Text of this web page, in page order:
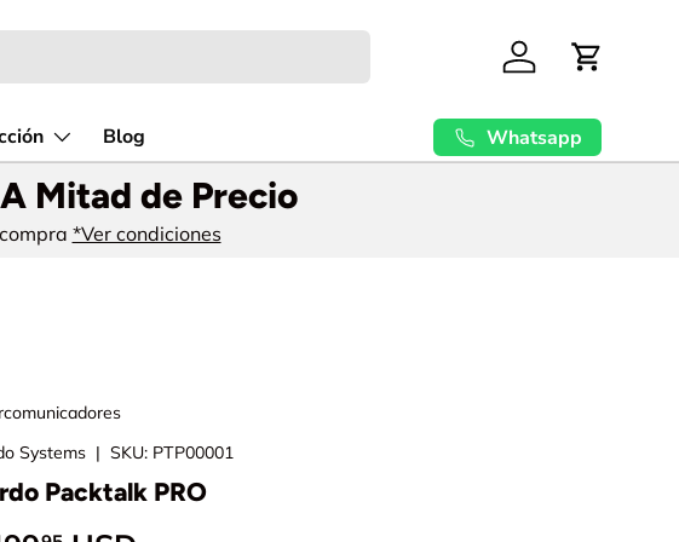
CuentaCarrito
Blog Whatsapp
Mitad de Precio
*Ver condiciones
Systems |SKU: PTP00001
Packtalk PRO